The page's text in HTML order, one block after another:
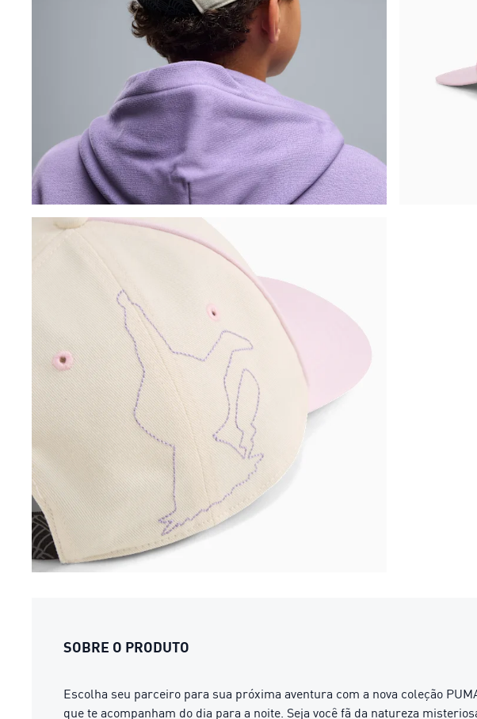
SOBRE O PRODUTO
Escolha seu parceiro para sua próxima aventura com a nova coleção
que te acompanham do dia para a noite. Seja você fã da natureza